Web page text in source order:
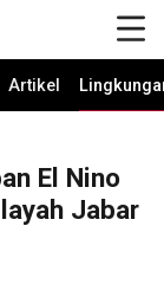
Artikel
El Nino
Jabar